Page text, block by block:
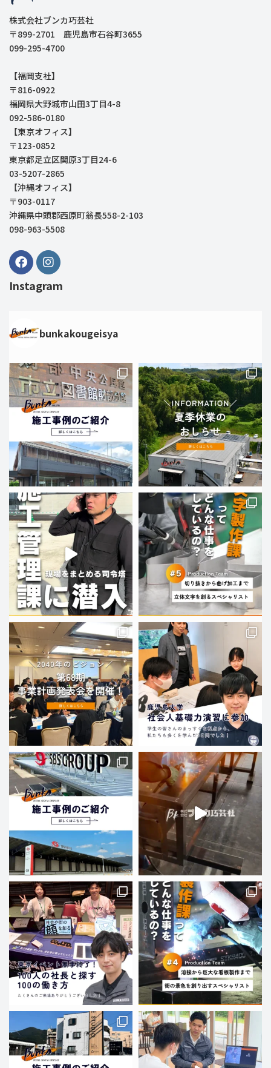
株式会社ブンカ巧芸社
〒899-2701 鹿児島市石谷町3655
099-295-4700
【福岡支社】
〒816-0922
福岡県大野城市山田3丁目4-8
092-586-0180
【東京オフィス】
〒123-0852
東京都足立区関原3丁目24-6
03-5207-2865
【沖縄オフィス】
〒903-0117
沖縄県中頭郡西原町翁長558-2-103
098-963-5508
Instagram
bunkakougeisya